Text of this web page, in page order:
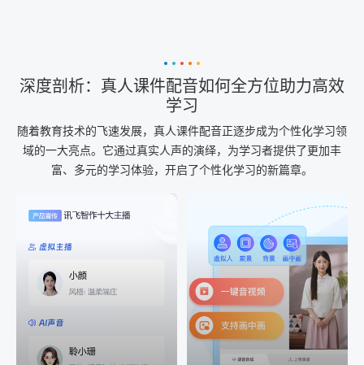
深度剖析：真人课件配音如何全方位助力高效
学习
随着教育技术的飞速发展，真人课件配音正逐步成为个性化学习领
域的一大亮点。它通过真实人声的演绎，为学习者提供了更加丰
富、多元的学习体验，开启了个性化学习的新篇章。
AI配音
音视频一键生成
室"中输入文本或录音，一
出
AI+音频
配音一键生成
AI+音频：基于全球领先的
TTS能力打造的AI音频制作
工具，输入文本、选择发
音人即可一键生成专业音